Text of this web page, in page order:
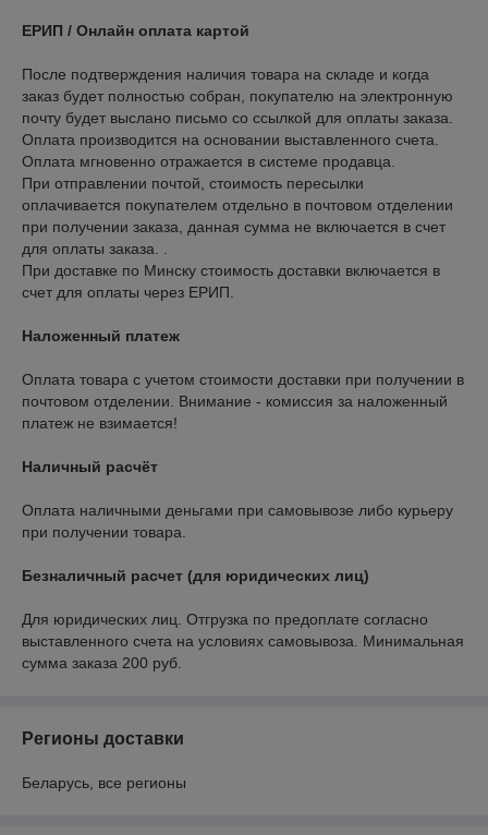
ЕРИП / Онлайн оплата картой
После подтверждения наличия товара на складе и когда
заказ будет полностью собран, покупателю на электронную
почту будет выслано письмо со ссылкой для оплаты заказа.
Оплата производится на основании выставленного счета.
Оплата мгновенно отражается в системе продавца.
При отправлении почтой, стоимость пересылки
оплачивается покупателем отдельно в почтовом отделении
при получении заказа, данная сумма не включается в счет
для оплаты заказа. .
При доставке по Минску стоимость доставки включается в
Наложенный платеж
Оплата товара с учетом стоимости доставки при получении в
почтовом отделении. Внимание - комиссия за наложенный
платеж не взимается!
Наличный расчёт
Оплата наличными деньгами при самовывозе либо курьеру
при получении товара.
Безналичный расчет (для юридических лиц)
Для юридических лиц. Отгрузка по предоплате согласно
выставленного счета на условиях самовывоза. Минимальная
сумма заказа 200 руб.
Регионы доставки
Беларусь, все регионы